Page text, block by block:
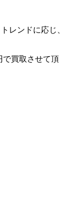
レンドに応じ、